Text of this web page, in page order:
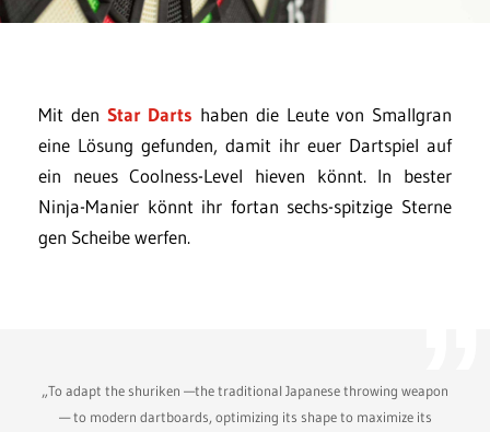
Mit den Star Darts haben die Leute von Smallgran
eine Lösung gefunden, damit ihr euer Dartspiel auf
ein neues Coolness-Level hieven könnt. In bester
Ninja-Manier könnt ihr fortan sechs-spitzige Sterne
gen Scheibe werfen.
„To adapt the shuriken —the traditional Japanese throwing weapon
— to modern dartboards, optimizing its shape to maximize its